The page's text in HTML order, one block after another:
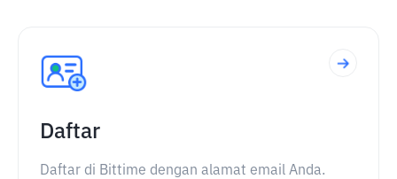
Daftar
Daftar di Bittime dengan alamat email Anda.